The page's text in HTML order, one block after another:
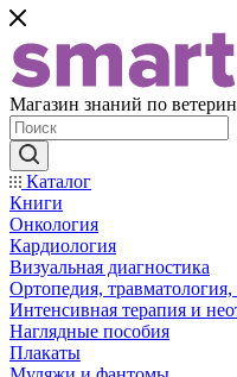
Магазин знаний по
Каталог
Книги
Онкология
Кардиология
Визуальная диагностика
Ортопедия, травматология,
Интенсивная терапия и
Наглядные пособия
Плакаты